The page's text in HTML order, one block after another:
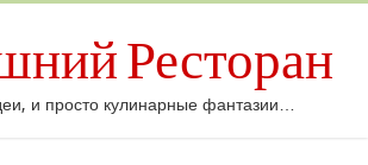
Ресторан
и просто кулинарные фантазии…